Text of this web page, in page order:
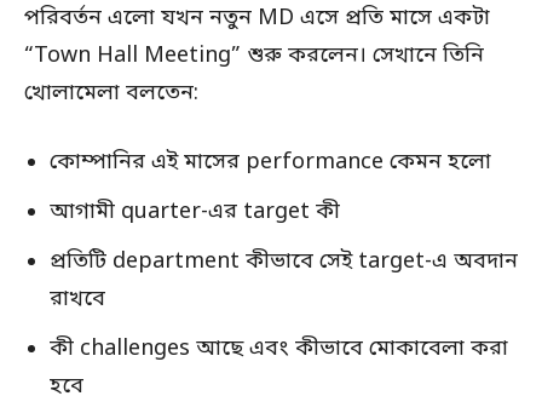
পরিবর্তন এলো যখন নতুন MD এসে প্রতি মাসে একটা
“Town Hall Meeting” শুরু করলেন। সেখানে তিনি
খোলামেলা বলতেন:
কোম্পানির এই মাসের performance কেমন হলো
আগামী quarter-এর target কী
প্রতিটি department কীভাবে সেই target-এ অবদান
রাখবে
কী challenges আছে এবং কীভাবে মোকাবেলা করা
হবে